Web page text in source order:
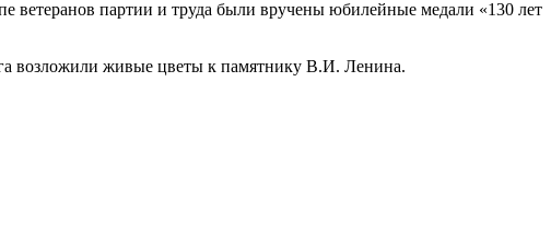
партии и труда были вручены юбилейные медали «130 лет
возложили живые цветы к памятнику В.И. Ленина.